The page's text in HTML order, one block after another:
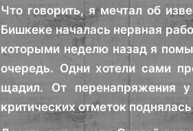
Что говорить, я мечтал об
Бишкеке началась нервная
которыми неделю назад я
очередь. Одни хотели сами
щадил. От перенапряжения
критических отметок